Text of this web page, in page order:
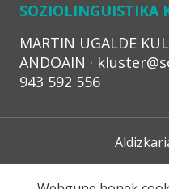
SOZIOLINGUISTIKA
MARTIN UGALDE
ANDOAIN ·
943 592 556